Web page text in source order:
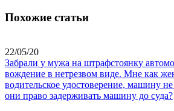
Похожие статьи
22/05/20
Забрали у мужа на штрафстоянку
вождение в нетрезвом виде. Мне как
водительское удостоверение, машину
они право задерживать машину до суда?